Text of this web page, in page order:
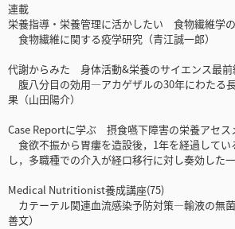
連載
栄養指導・栄養管理に活かしたい 食物繊維学
食物繊維に関する疫学研究（青江誠一郎）
代謝からみた 身体活動&栄養のサイエンス最前
腹八分目の効用―アカゲザルの30年にわたる
果（山田陽介）
Case Reportに学ぶ 摂食嚥下障害の栄養アセス
食欲不振から胃瘻を造設後，1年を経過して
し，多職種での介入が経口移行に対し奏効した一
Medical Nutritionist養成講座(75)
カテーテル関連血流感染予防対策―輸液の無
善文）